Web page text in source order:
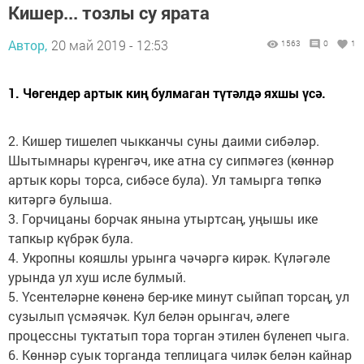
Кишер... тозлы су ярата
Автор, 20 май 2019 - 12:53 1563 0 1
1. Чөгендер артык киң булмаган түтәлдә яхшы үсә.
2. Кишер тишелеп чыкканчы суны даими сибәләр.
Шытымнары күренгәч, ике атна су сипмәгез (көннәр
артык коры торса, сибәсе була). Ул тамырга төпкә
китәргә булыша.
3. Горчицаны борчак янына утыртсаң, уңышы ике
тапкыр күбрәк була.
4. Укропны кояшлы урынга чәчәргә кирәк. Күләгәле
урында ул хуш исле булмый.
5. Үсентеләрне көненә бер-ике минут сыйпап торсаң, ул
сузылып үсмәячәк. Кул белән орынгач, әлеге
процессны туктатып тора торган этилен бүленеп чыга.
6. Көннәр суык торганда теплицага чиләк белән кайнар